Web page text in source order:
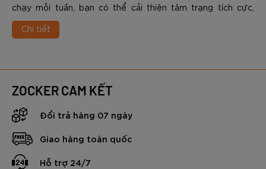
chạy mỗi tuần, bạn có thể cải thiện tâm trạng tích cực,
nâng cao chất lượng giấc ngủ và gia tăng khả năng chống
chịu áp lực trong cuộc sống. Vậy Chạy bộ giúp giảm stress
Chi tiết
ZOCKER CAM KẾT
Đổi trả hàng 07 ngày
Giao hàng toàn quốc
Hỗ trợ 24/7